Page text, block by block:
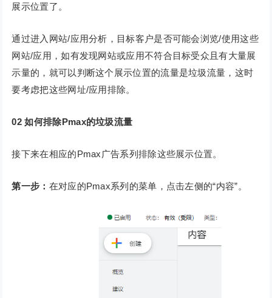
展示位置了。
通过进入网站/应用分析，目标客户是否可能会浏览/使用这些
网站/应用，如有发现网站或应用不符合目标受众且有大量展
示量的，就可以判断这个展示位置的流量是垃圾流量，这时
要考虑把这些网址/应用排除。
02 如何排除Pmax的垃圾流量
接下来在相应的Pmax广告系列排除这些展示位置。
第一步： 在对应的Pmax系列的菜单，点击左侧的“内容”。